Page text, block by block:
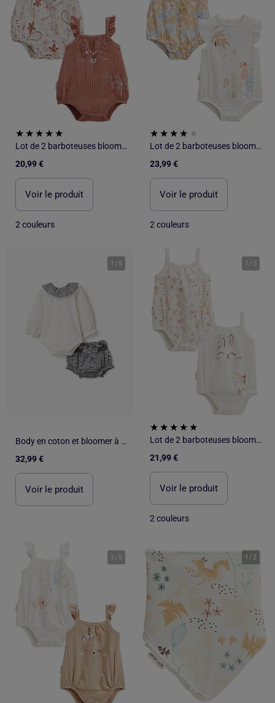
Lot de 2 barboteuses bloomer bébé en gaze de coton Arizona
20,99 €
Voir le produit
2 couleurs
Lot de 2 barboteuses bloomer bébé en gaze de coton Praline
23,99 €
Voir le produit
2 couleurs
1 / 5
Body en coton et bloomer à carreaux Vichy
32,99 €
Voir le produit
1 / 5
Lot de 2 barboteuses bloomer bébé en gaze de coton Praline
21,99 €
Voir le produit
2 couleurs
1 / 5 1 / 2